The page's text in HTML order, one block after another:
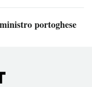
portoghese